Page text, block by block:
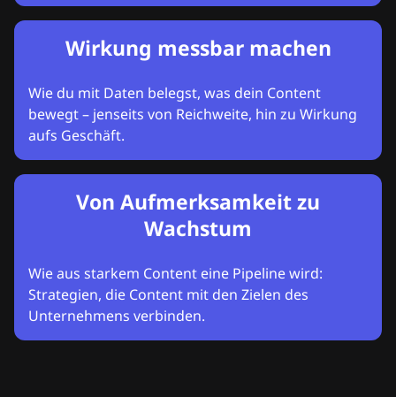
Wirkung messbar machen
Wie du mit Daten belegst, was dein Content
bewegt – jenseits von Reichweite, hin zu Wirkung
aufs Geschäft.
Von Aufmerksamkeit zu
Wachstum
Wie aus starkem Content eine Pipeline wird:
Strategien, die Content mit den Zielen des
Unternehmens verbinden.